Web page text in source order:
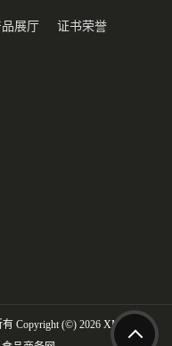
品展厅 证书荣誉
Copyright (©) 2026 XML